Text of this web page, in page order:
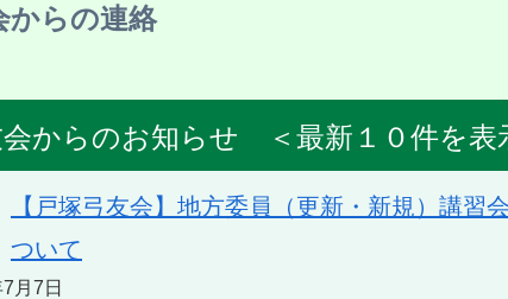
からの連絡
会からのお知らせ ＜最新１０件を表
【戸塚弓友会】地方委員（更新・新規）講習
ついて
月7日